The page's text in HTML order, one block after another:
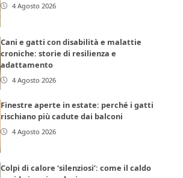
4 Agosto 2026
Cani e gatti con disabilità e malattie
croniche: storie di resilienza e
adattamento
4 Agosto 2026
Finestre aperte in estate: perché i gatti
rischiano più cadute dai balconi
4 Agosto 2026
Colpi di calore ‘silenziosi’: come il caldo